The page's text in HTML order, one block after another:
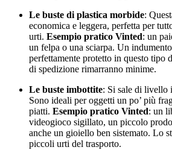
Le buste di plastica morbide:
economica e leggera, perfetta per
urti. Esempio pratico Vinted: un
un felpa o una sciarpa. Un
perfettamente protetto in questo tipo
di spedizione rimarranno minime.
Le buste imbottite: Si sale di livello
Sono ideali per oggetti un po’ più
piatti. Esempio pratico Vinted: un
videogioco sigillato, un piccolo
anche un gioiello ben sistemato. Lo
piccoli urti del trasporto.